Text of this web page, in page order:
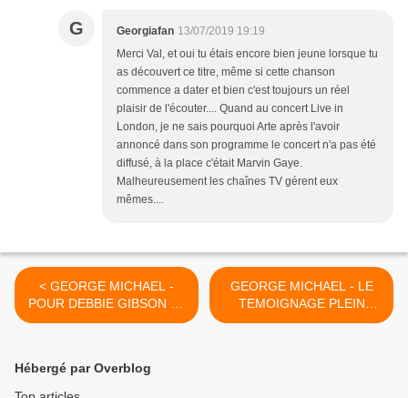
G Georgiafan 13/07/2019 19:19
Merci Val, et oui tu étais encore bien jeune lorsque tu
as découvert ce titre, même si cette chanson
commence a dater et bien c'est toujours un réel
plaisir de l'écouter.... Quand au concert Live in
London, je ne sais pourquoi Arte après l'avoir
annoncé dans son programme le concert n'a pas été
diffusé, à la place c'était Marvin Gaye.
Malheureusement les chaînes TV gérent eux
mêmes....
< GEORGE MICHAEL -
POUR DEBBIE GIBSON LA
PRESENCE DE GEORGE
PUISSANTE !!
GEORGE MICHAEL - LE
TEMOIGNAGE PLEIN
D'EMOTION DE MALIKA -
Hébergé par Overblog